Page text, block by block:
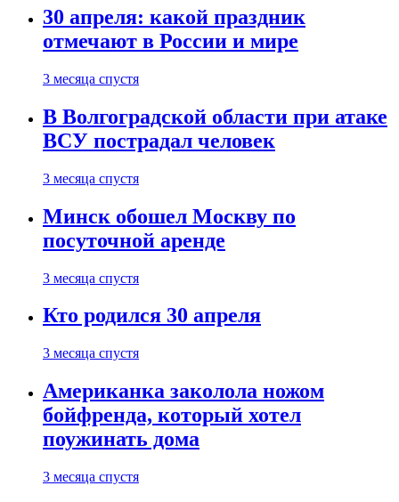
30 апреля: какой праздник
отмечают в России и мире
3 месяца спустя
В Волгоградской области при атаке
ВСУ пострадал человек
3 месяца спустя
Минск обошел Москву по
посуточной аренде
3 месяца спустя
Кто родился 30 апреля
3 месяца спустя
Американка заколола ножом
бойфренда, который хотел
поужинать дома
3 месяца спустя